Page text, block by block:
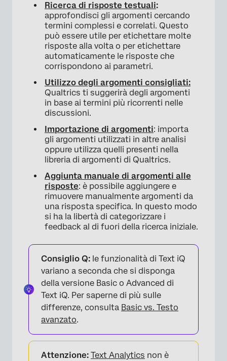
Esportazione di argomenti
Importazione di argomenti
Argomenti dello Starter Pack
Aggiunta e rimozione manuale di argomenti
da una risposta
FAQs
Ricerca di risposte testuali:
approfondisci gli argomenti cercando
termini complessi e correlati. Questo
può essere utile per etichettare molte
risposte alla volta o per etichettare
automaticamente le risposte che
corrispondono ai parametri.
Utilizzo degli argomenti consigliati:
Qualtrics ti suggerirà degli argomenti
in base ai termini più ricorrenti nelle
discussioni.
Importazione di argomenti: importa
gli argomenti utilizzati in altre analisi
oppure utilizza quelli presenti nella
libreria di argomenti di Qualtrics.
Aggiunta manuale di argomenti alle
risposte: è possibile aggiungere e
rimuovere manualmente argomenti da
una risposta specifica. In questo modo
si ha la libertà di categorizzare i
feedback al di fuori della ricerca iniziale.
Consiglio Q: le funzionalità di Text iQ
variano a seconda che si disponga
della versione Basic o Advanced di
Text iQ. Per saperne di più sulle
differenze, consulta Basic vs. Testo
avanzato.
Attenzione: Text Analytics non è